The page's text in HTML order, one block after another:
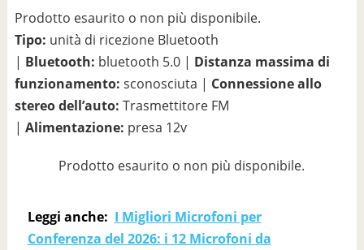
Prodotto esaurito o non più disponibile.
Tipo: unità di ricezione Bluetooth
| Bluetooth: bluetooth 5.0 | Distanza massima di
funzionamento: sconosciuta | Connessione allo
stereo dell’auto: Trasmettitore FM
| Alimentazione: presa 12v
Prodotto esaurito o non più disponibile.
Leggi anche: I Migliori Microfoni per
Conferenza del 2026: i 12 Microfoni da